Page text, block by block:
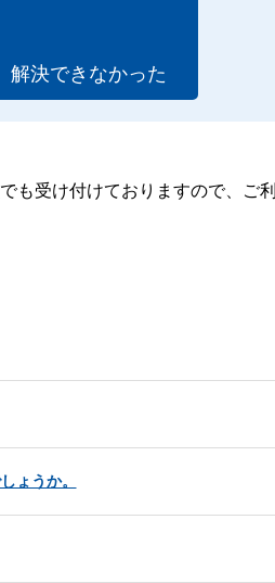
解決できなかった
でも受け付けておりますので、ご
ょうか。